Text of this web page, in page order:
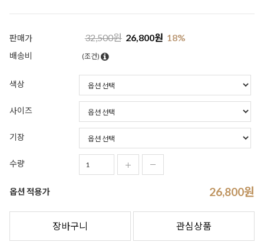
판매가 32,500원 26,800원 18%
배송비 (조건)
색상
사이즈
기장
수량
옵션 적용가 26,800원
장바구니 관심상품